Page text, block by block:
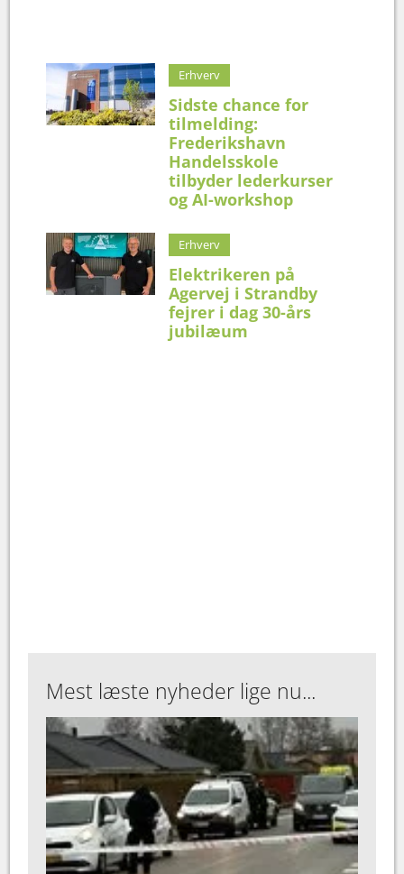
Erhverv
Sidste chance for
tilmelding:
Frederikshavn
Handelsskole
tilbyder lederkurser
og AI-workshop
Erhverv
Elektrikeren på
Agervej i Strandby
fejrer i dag 30-års
jubilæum
Mest læste nyheder lige nu...